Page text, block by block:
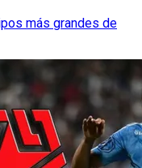
más grandes de